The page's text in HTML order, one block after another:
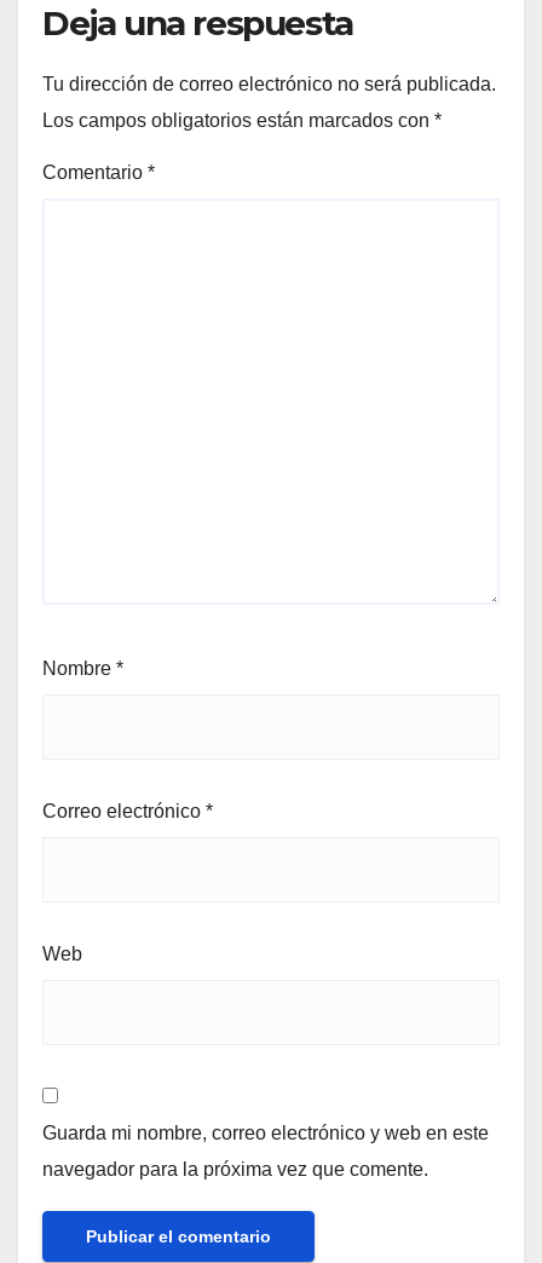
Deja una respuesta
Tu dirección de correo electrónico no será publicada.
Los campos obligatorios están marcados con *
Comentario *
Nombre *
Correo electrónico *
Web
Guarda mi nombre, correo electrónico y web en este
navegador para la próxima vez que comente.